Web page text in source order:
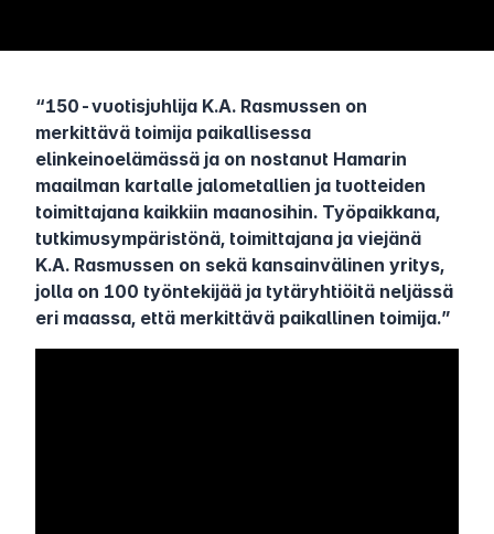
“150-vuotisjuhlija K.A. Rasmussen on
merkittävä toimija paikallisessa
elinkeinoelämässä ja on nostanut Hamarin
maailman kartalle jalometallien ja tuotteiden
toimittajana kaikkiin maanosihin. Työpaikkana,
tutkimusympäristönä, toimittajana ja viejänä
K.A. Rasmussen on sekä kansainvälinen yritys,
jolla on 100 työntekijää ja tytäryhtiöitä neljässä
eri maassa, että merkittävä paikallinen toimija.”